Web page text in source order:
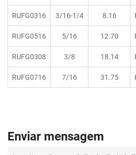
RUFG0316 3/16-1/4 8.16
RUFG0516 5/16 12.70
RUFG0308 3/8 18.14
RUFG0716 7/16 31.75
Enviar mensagem